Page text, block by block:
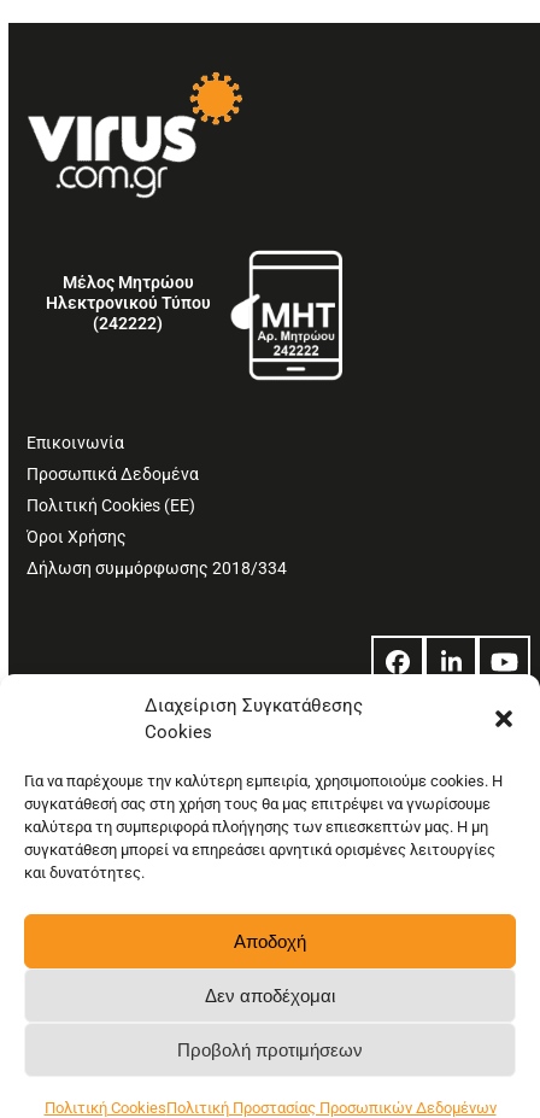
Διαχείριση Συγκατάθεσης
Cookies
Για να παρέχουμε την καλύτερη εμπειρία, χρησιμοποιούμε cookies. Η
συγκατάθεσή σας στη χρήση τους θα μας επιτρέψει να γνωρίσουμε
καλύτερα τη συμπεριφορά πλοήγησης των επιεσκεπτών μας. Η μη
συγκατάθεση μπορεί να επηρεάσει αρνητικά ορισμένες λειτουργίες
και δυνατότητες.
Αποδοχή
Δεν αποδέχομαι
Προβολή προτιμήσεων
Πολιτική CookiesΠολιτική Προστασίας Προσωπικών Δεδομένων
Μέλος Μητρώου
Ηλεκτρονικού Τύπου
(242222)
Επικοινωνία
Προσωπικά Δεδομένα
Πολιτική Cookies (ΕΕ)
Όροι Χρήσης
Δήλωση συμμόρφωσης 2018/334
Facebook
LinkedIn
© Copyright: Ethos Media S.A.